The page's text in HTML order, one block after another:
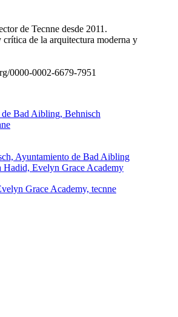
de Tecnne desde 2011.
de la arquitectura moderna y
0000-0002-6679-7951
Ayuntamiento de Bad Aibling
Hadid, Evelyn Grace Academy